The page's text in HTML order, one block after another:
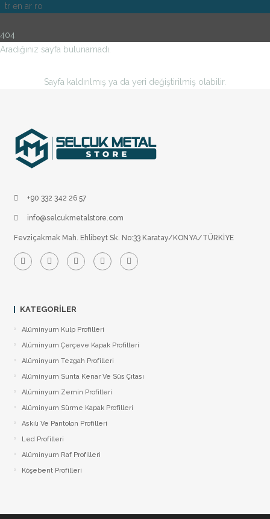
tr en ar ro
404
Aradığınız sayfa bulunamadı.
Sayfa kaldırılmış ya da yeri değiştirilmiş olabilir.
+90 332 342 26 57
info@selcukmetalstore.com
Fevziçakmak Mah. Ehlibeyt Sk. No:33 Karatay/KONYA/TÜRKİYE
KATEGORILER
Alüminyum Kulp Profilleri
Alüminyum Çerçeve Kаpаk Profilleri
Alüminyum Tezgah Profilleri
Alüminyum Sunta Kenar Ve Süs Çıtası
Alüminyum Zemin Profilleri
Alüminyum Sürme Kapak Profilleri
Askılı Ve Pantolon Profilleri
Led Profilleri
Alüminyum Raf Profilleri
Köşebent Profilleri